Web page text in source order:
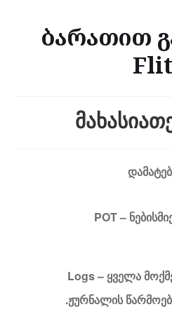
ბარათით
POT –
Logs – ყველა
ჟურნალის